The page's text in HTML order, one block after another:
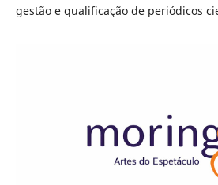
gestão e qualificação de periódicos